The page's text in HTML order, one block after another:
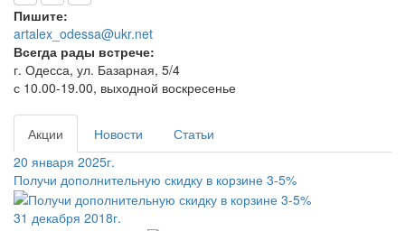
Пишите:
artalex_odessa@ukr.net
Всегда рады встрече:
г. Одесса, ул. Базарная, 5/4
с 10.00-19.00, выходной воскресенье
Акции Новости
Статьи
20 января 2025г.
Получи дополнительную скидку в корзине 3-5%
31 декабря 2018г.